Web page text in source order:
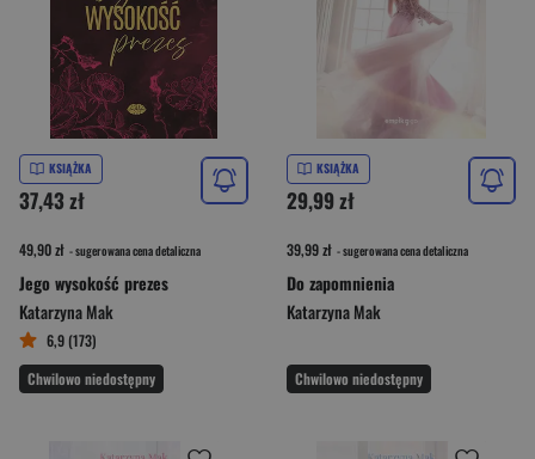
KSIĄŻKA
37,43 zł
49,90 zł - sugerowana cena detaliczna
Jego wysokość prezes
Katarzyna Mak
6,9 (173)
Chwilowo niedostępny
KSIĄŻKA
29,99 zł
39,99 zł - sugerowana cena detaliczna
Do zapomnienia
Katarzyna Mak
Chwilowo niedostępny